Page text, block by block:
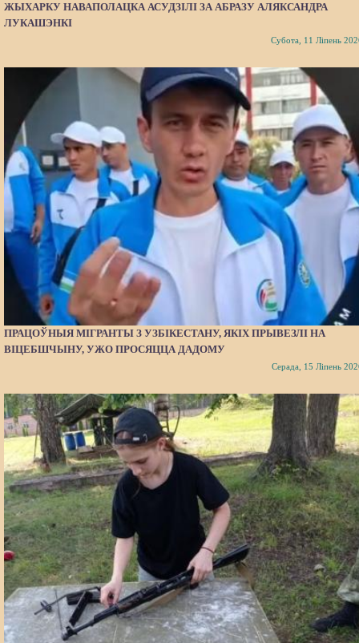
ЖЫХАРКУ НАВАПОЛАЦКА АСУДЗІЛІ ЗА АБРАЗУ АЛЯКСАНДРА
ЛУКАШЭНКІ
Субота, 11 Ліпень
ПРАЦОЎНЫЯ МІГРАНТЫ З УЗБІКЕСТАНУ, ЯКІХ ПРЫВЕЗЛІ НА
ВІЦЕБШЧЫНУ, УЖО ПРОСЯЦЦА ДАДОМУ
Серада, 15 Ліпень